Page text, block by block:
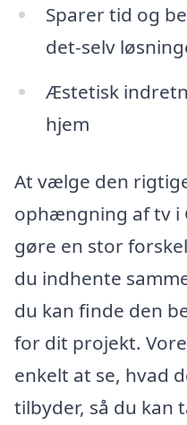
Sparer tid og
det-selv
Æstetisk
hjem
At vælge den
ophængning af tv i
gøre en stor
du indhente
du kan finde den
for dit projekt.
enkelt at se, hvad
tilbyder, så du kan